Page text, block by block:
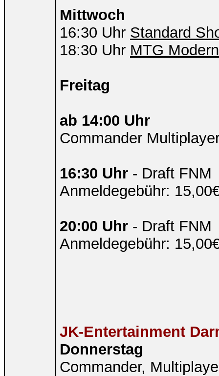
Mittwoch
16:30 Uhr Standard
18:30 Uhr MTG Modern
Freitag
ab 14:00 Uhr
Commander
16:30 Uhr - Draft FNM
Anmeldegebühr:
20:00 Uhr - Draft FNM
Anmeldegebühr:
JK-Entertainment
Donnerstag
Commander,